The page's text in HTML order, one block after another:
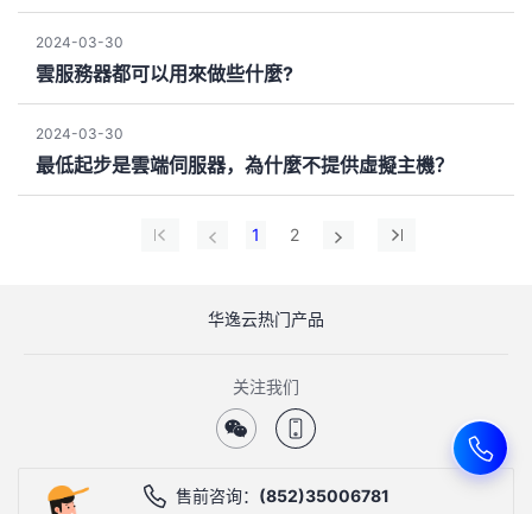
2024-03-30
雲服務器都可以用來做些什麼?
2024-03-30
最低起步是雲端伺服器，為什麼不提供虛擬主機？
1 2
华逸云热门产品
关注我们
售前咨询： (852)35006781